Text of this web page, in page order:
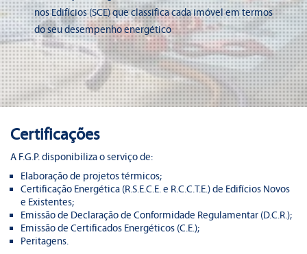
nos Edifícios (SCE) que classifica cada imóvel em termos
do seu desempenho energético
Certificações
A F.G.P. disponibiliza o serviço de:
Elaboração de projetos térmicos;
Certificação Energética (R.S.E.C.E. e R.C.C.T.E.) de Edifícios Novos
e Existentes;
Emissão de Declaração de Conformidade Regulamentar (D.C.R.);
Emissão de Certificados Energéticos (C.E.);
Peritagens.